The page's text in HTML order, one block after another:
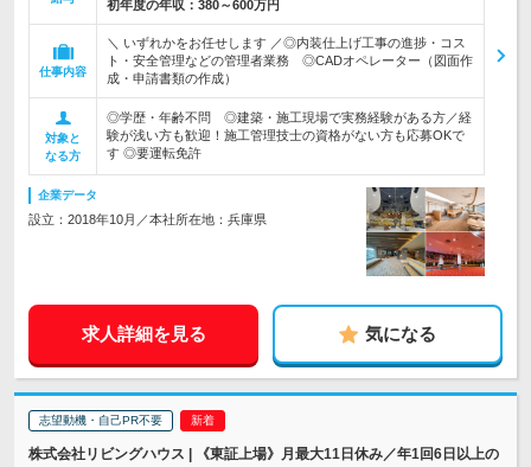
初年度の年収： 380～600万円
仕事内容
＼ いずれかをお任せします ／◎内装仕上げ工事の進捗・コス
ト・安全管理などの管理者業務 ◎CADオペレーター（図面作
成・申請書類の作成）
対象と
なる方
◎学歴・年齢不問 ◎建築・施工現場で実務経験がある方／経
験が浅い方も歓迎！施工管理技士の資格がない方も応募OKで
す ◎要運転免許
企業データ
設立：2018年10月／本社所在地：兵庫県
求人詳細を見る 気になる
志望動機・自己PR不要
株式会社リビングハウス | 《東証上場》月最大11日休み／年1回6日以上の